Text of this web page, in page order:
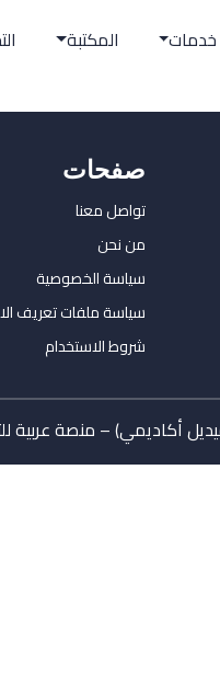
خدمات
المكتبة
صفحات
تواصل معنا
من نحن
سياسة الخصوصية
سياسة ملفات تعريف
شروط الاستخدام